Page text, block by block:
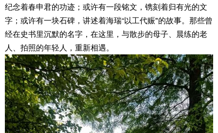
纪念着春申君的功迹；或许有一段铭文，镌刻着归有光的文
字；或许有一块石碑，讲述着海瑞“以工代赈"的故事。那些曾
经在史书里沉默的名字，在这里，与散步的母子、晨练的老
人、拍照的年轻人，重新相遇。